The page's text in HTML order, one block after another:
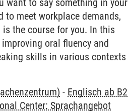
want to say something in your
to meet workplace demands,
the course for you. In this
oral fluency and
skills in various contexts
- Englisch ab B2
Center: Sprachangebot